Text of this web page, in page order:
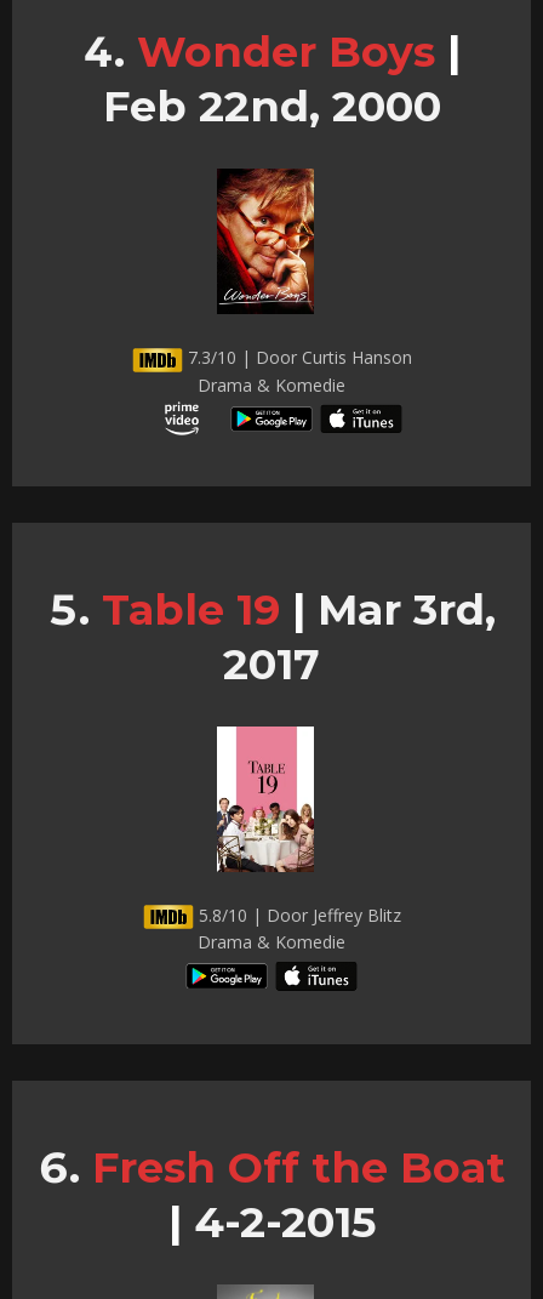
Wonder Boys |
Feb 22nd, 2000
7.3/10 | Door Curtis Hanson
Drama & Komedie
Table 19 | Mar 3rd,
2017
5.8/10 | Door Jeffrey Blitz
Drama & Komedie
Fresh Off the Boat
| 4-2-2015